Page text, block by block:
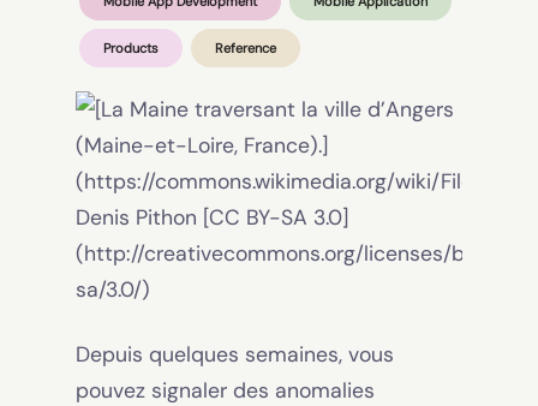
Products Reference
Depuis quelques semaines, vous
pouvez signaler des anomalies